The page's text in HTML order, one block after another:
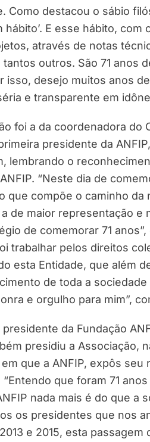
Como destacou o sábio
E esse hábito, com
através de notas
outros. São 71 anos
isso, desejo muitos anos
e transparente em
foi a da coordenadora do
presidente da
lembrando o
“Neste dia de
que compõe o caminho da
de maior representação e
de comemorar 71
trabalhar pelos direitos
esta Entidade, que além
de toda a
e orgulho para mim”,
da Fundação
presidiu a Associação,
que a ANFIP, expôs
que foram 71
nada mais é do que a
os presidentes que nos
e 2015, esta passagem